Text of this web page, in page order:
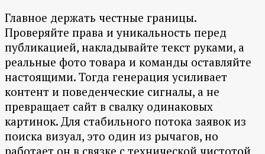
Главное держать честные границы.
Проверяйте права и уникальность перед
публикацией, накладывайте текст руками, а
реальные фото товара и команды оставляйте
настоящими. Тогда генерация усиливает
контент и поведенческие сигналы, а не
превращает сайт в свалку одинаковых
картинок. Для стабильного потока заявок из
поиска визуал, это один из рычагов, но
работает он в связке с технической чистотой